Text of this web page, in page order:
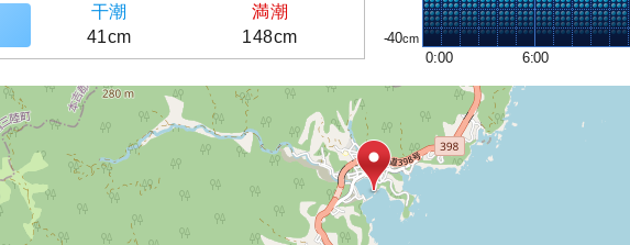
干潮
満潮
41cm
148cm
-40
0:00
6:00